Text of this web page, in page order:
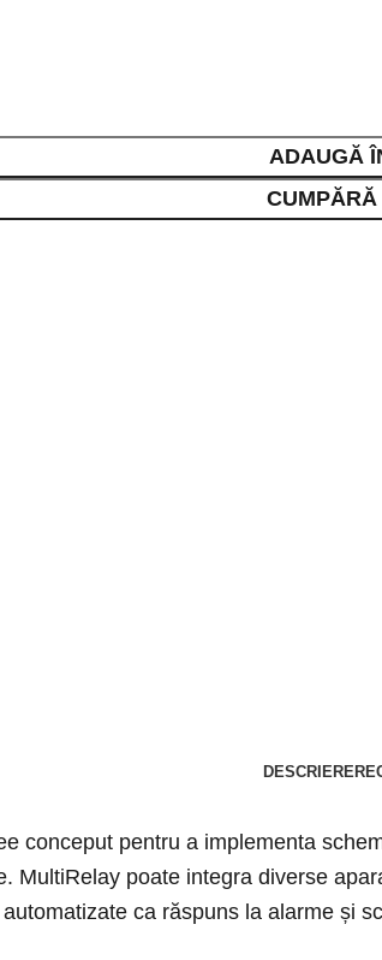
ADAUGĂ
CUMPĂRĂ
DESCRIERE
conceput pentru a implementa
MultiRelay poate integra diverse
ca răspuns la alarme și